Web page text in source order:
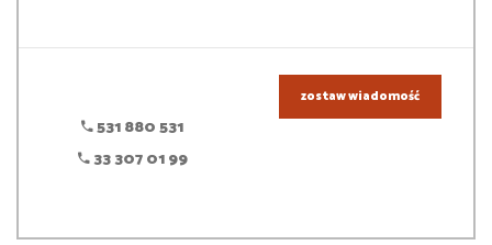
531 880 531
33 307 01 99
zostaw wiadomość